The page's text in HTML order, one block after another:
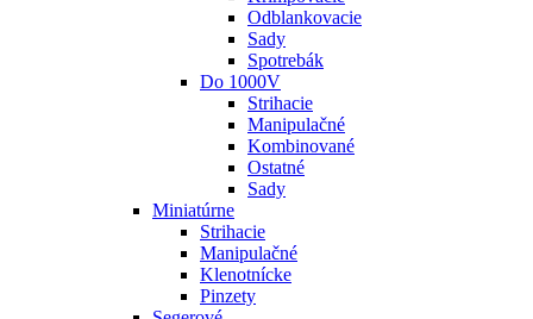
Odblankovacie
Sady
Spotrebák
Do 1000V
Strihacie
Manipulačné
Kombinované
Ostatné
Sady
Miniatúrne
Strihacie
Manipulačné
Klenotnícke
Pinzety